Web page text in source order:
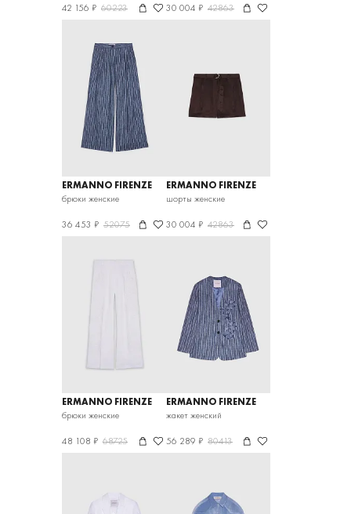
42 156 ₽ 60223 30 004 ₽ 42863
ERMANNO FIRENZE
брюки женские
36 453 ₽ 52075
ERMANNO FIRENZE
шорты женские
30 004 ₽ 42863
ERMANNO FIRENZE
брюки женские
48 108 ₽ 68725
ERMANNO FIRENZE
жакет женский
56 289 ₽ 80413